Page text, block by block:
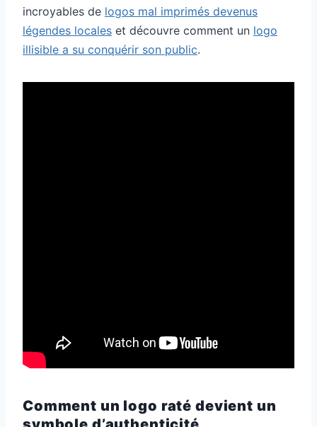
incroyables de logos mal imprimés devenus
légendes locales et découvre comment un logo
illisible a su conquérir son public.
Comment un logo raté devient un